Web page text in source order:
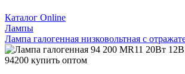
Каталог Online
Лампы
Лампа галогенная низковольтная с